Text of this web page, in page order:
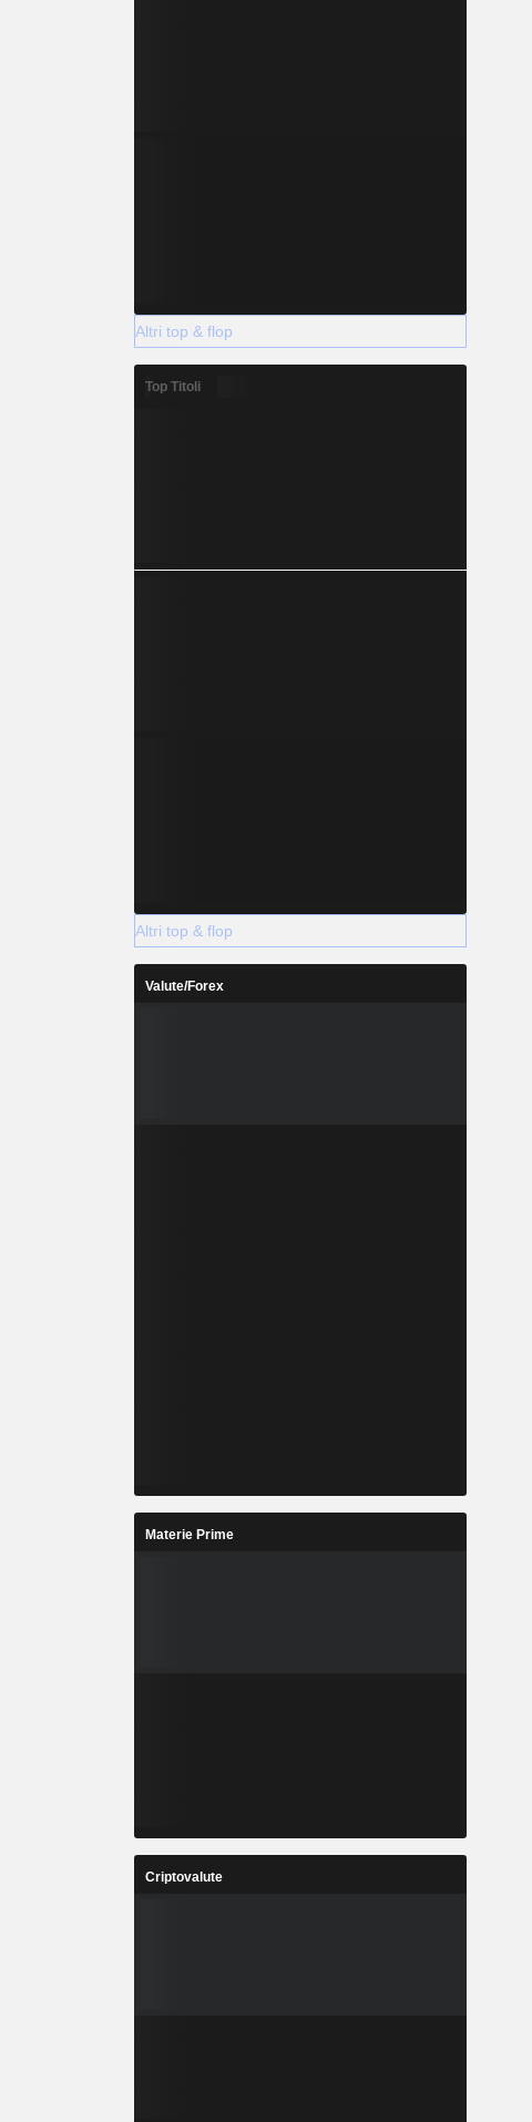
Altri top & flop
Top Titoli
Altri top & flop
Valute/Forex
Materie Prime
Criptovalute